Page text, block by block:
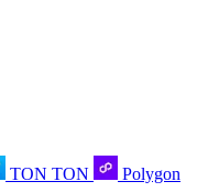
TON TON
Polygon